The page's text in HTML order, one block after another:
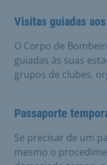
Visitas guiadas
O Corpo de
guiadas às suas
grupos de clubes,
Passaporte
Se precisar de um
mesmo o